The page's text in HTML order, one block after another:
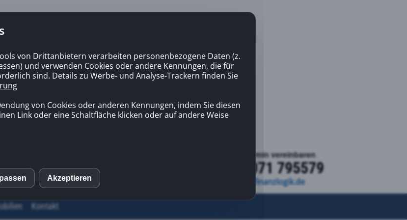
Kontakt | Termin vereinbaren
+49 7071 795579
kontakt@finanzlogik.de
Kontakt
von Drittanbietern verarbeiten personenbezogene Daten (z.
und verwenden Cookies oder andere Kennungen, die für
sind. Details zu Werbe- und Analyse-Trackern finden Sie
von Cookies oder anderen Kennungen, indem Sie diesen
Link oder eine Schaltfläche klicken oder auf andere Weise
Akzeptieren